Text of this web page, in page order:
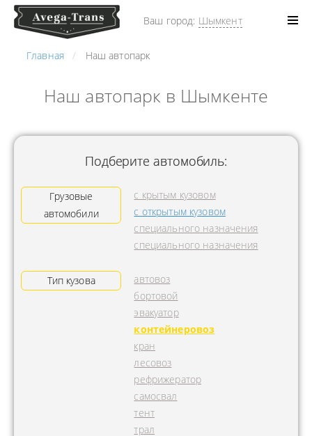
Ваш город: Шымкент
Главная Наш автопарк
Наш автопарк в Шымкенте
Подберите автомобиль:
Грузовые
автомобили
с крытым кузовом
с открытым кузовом
специального назначения
специального назначения
Тип кузова
автовоз
бортовой
эвакуатор
контейнеровоз
кран
лесовоз
рефрижератор
самосвал
тент
трал